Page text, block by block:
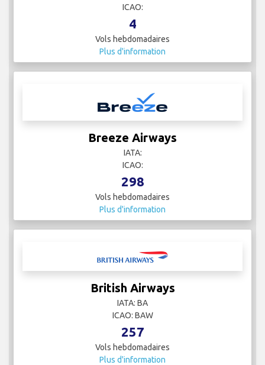
ICAO:
4
Vols hebdomadaires
Plus d'information
Breeze Airways
IATA:
ICAO:
298
Vols hebdomadaires
Plus d'information
British Airways
IATA: BA
ICAO: BAW
257
Vols hebdomadaires
Plus d'information